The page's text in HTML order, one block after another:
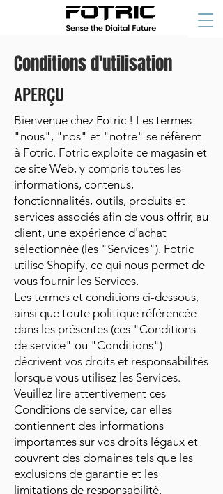
Conditions d'utilisation
APERÇU
Bienvenue chez Fotric ! Les termes
"nous", "nos" et "notre" se réfèrent
à Fotric. Fotric exploite ce magasin et
ce site Web, y compris toutes les
informations, contenus,
fonctionnalités, outils, produits et
services associés afin de vous offrir, au
client, une expérience d'achat
sélectionnée (les "Services"). Fotric
utilise Shopify, ce qui nous permet de
vous fournir les Services.
Les termes et conditions ci-dessous,
ainsi que toute politique référencée
dans les présentes (ces "Conditions
de service" ou "Conditions")
décrivent vos droits et responsabilités
lorsque vous utilisez les Services.
Veuillez lire attentivement ces
Conditions de service, car elles
contiennent des informations
importantes sur vos droits légaux et
couvrent des domaines tels que les
exclusions de garantie et les
limitations de responsabilité.